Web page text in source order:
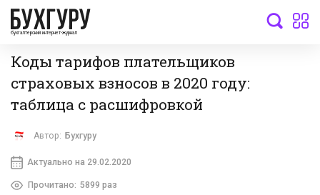
бухгалтерский интернет-журнал
Коды тарифов плательщиков
страховых взносов в 2020 году:
таблица с расшифровкой
Автор: Бухгуру
Актуально на 29.02.2020
Прочитано: 5899 раз